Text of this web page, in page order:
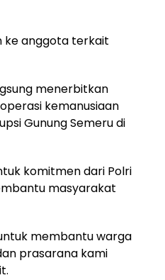
ke anggota terkait
menerbitkan
kemanusiaan
Gunung Semeru di
komitmen dari Polri
masyarakat
membantu warga
prasarana kami